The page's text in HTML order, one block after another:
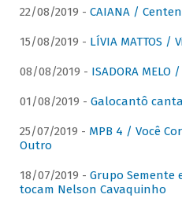
22/08/2019 - CAIANA /
15/08/2019 - LÍVIA MATTOS /
08/08/2019 - ISADORA MELO
01/08/2019 - Galocantô
25/07/2019 - MPB 4 / Você
Outro
18/07/2019 - Grupo Semente
tocam Nelson Cavaquinho